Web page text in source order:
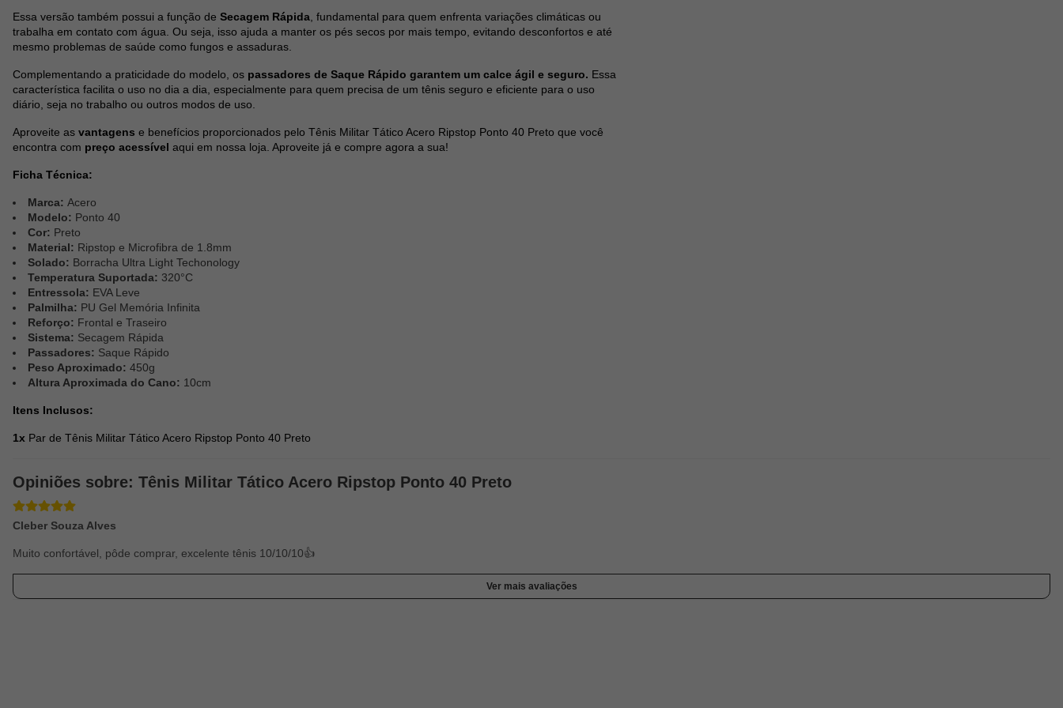
Essa versão também possui a função de Secagem Rápida, fundamental para quem enfrenta variações climáticas ou
trabalha em contato com água. Ou seja, isso ajuda a manter os pés secos por mais tempo, evitando desconfortos e até
mesmo problemas de saúde como fungos e assaduras.
Complementando a praticidade do modelo, os passadores de Saque Rápido garantem um calce ágil e seguro. Essa
característica facilita o uso no dia a dia, especialmente para quem precisa de um tênis seguro e eficiente para o uso
diário, seja no trabalho ou outros modos de uso.
Aproveite as vantagens e benefícios proporcionados pelo Tênis Militar Tático Acero Ripstop Ponto 40 Preto que você
encontra com preço acessível aqui em nossa loja. Aproveite já e compre agora a sua!
Ficha Técnica:
Marca: Acero
Modelo: Ponto 40
Cor: Preto
Material: Ripstop e Microfibra de 1.8mm
Solado: Borracha Ultra Light Techonology
Temperatura Suportada: 320°C
Entressola: EVA Leve
Palmilha: PU Gel Memória Infinita
Reforço: Frontal e Traseiro
Sistema: Secagem Rápida
Passadores: Saque Rápido
Peso Aproximado: 450g
Altura Aproximada do Cano: 10cm
Itens Inclusos:
1x Par de Tênis Militar Tático Acero Ripstop Ponto 40 Preto
Opiniões sobre: Tênis Militar Tático Acero Ripstop Ponto 40 Preto
Cleber Souza Alves
Muito confortável, pôde comprar, excelente tênis 10/10/10👍
Ver mais avaliações